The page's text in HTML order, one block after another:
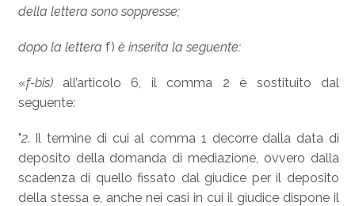
della lettera sono soppresse;
dopo la lettera f) è inserita la seguente:
«f-bis)all’articolo 6, il comma 2 è sostituito dal
seguente:
"2. Il termine di cui al comma 1 decorre dalla data di
deposito della domanda di mediazione, ovvero dalla
scadenza di quello fissato dal giudice per il deposito
della stessa e, anche nei casi in cui il giudice dispone il